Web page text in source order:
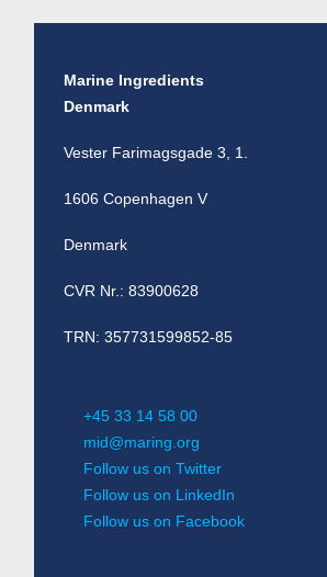
Marine Ingredients
Denmark
Vester Farimagsgade 3, 1.
1606 Copenhagen V
Denmark
CVR Nr.: 83900628
TRN: 357731599852-85
+45 33 14 58 00
mid@maring.org
Follow us on Twitter
Follow us on LinkedIn
Follow us on Facebook